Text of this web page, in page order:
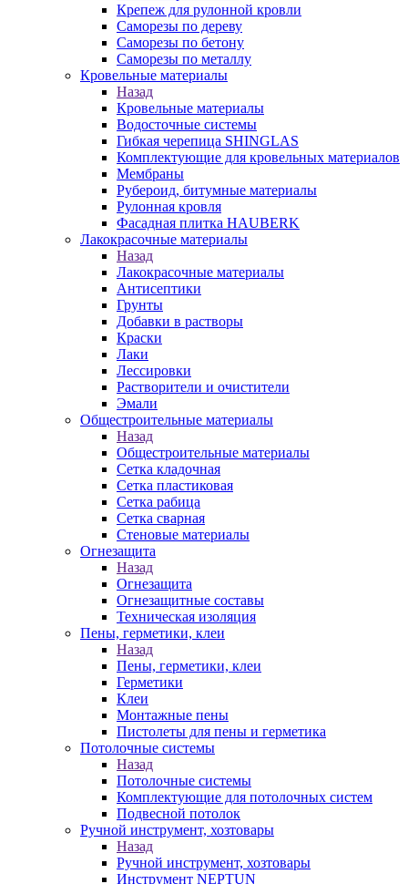
Крепеж для рулонной кровли
Саморезы по дереву
Саморезы по бетону
Саморезы по металлу
Кровельные материалы
Назад
Кровельные материалы
Водосточные системы
Гибкая черепица SHINGLAS
Комплектующие для кровельных материалов
Мембраны
Рубероид, битумные материалы
Рулонная кровля
Фасадная плитка HAUBERK
Лакокрасочные материалы
Назад
Лакокрасочные материалы
Антисептики
Грунты
Добавки в растворы
Краски
Лаки
Лессировки
Растворители и очистители
Эмали
Общестроительные материалы
Назад
Общестроительные материалы
Сетка кладочная
Сетка пластиковая
Сетка рабица
Сетка сварная
Стеновые материалы
Огнезащита
Назад
Огнезащита
Огнезащитные составы
Техническая изоляция
Пены, герметики, клеи
Назад
Пены, герметики, клеи
Герметики
Клеи
Монтажные пены
Пистолеты для пены и герметика
Потолочные системы
Назад
Потолочные системы
Комплектующие для потолочных систем
Подвесной потолок
Ручной инструмент, хозтовары
Назад
Ручной инструмент, хозтовары
Инструмент NEPTUN